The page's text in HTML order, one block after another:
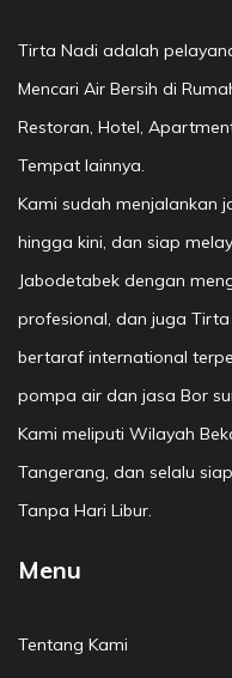
Tirta Nadi adalah
Mencari Air Bersih di
Restoran, Hotel,
Tempat lainnya.
Kami sudah menjalankan
hingga kini, dan siap
Jabodetabek dengan
profesional, dan juga
bertaraf international
pompa air dan jasa Bor
Kami meliputi Wilayah
Tangerang, dan selalu
Tanpa Hari Libur.
Menu
Tentang Kami